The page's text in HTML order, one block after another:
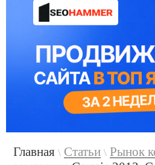
Главная \ Статьи \ Рынок